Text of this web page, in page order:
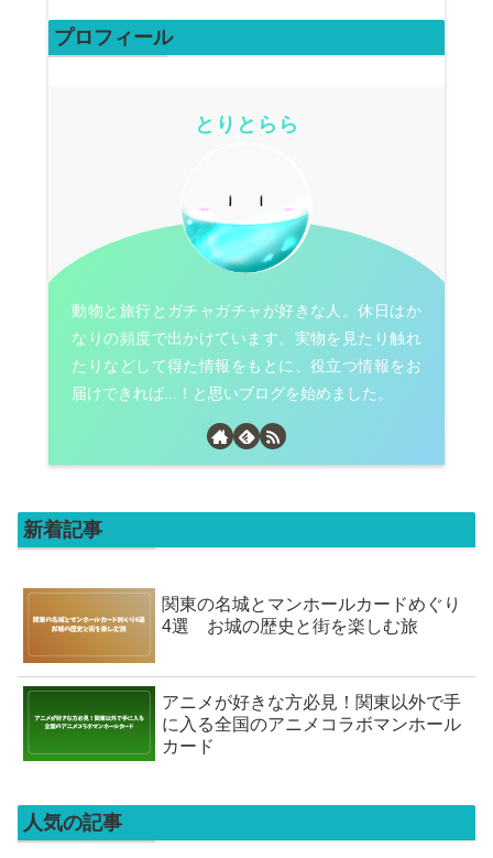
プロフィール
とりとらら
動物と旅行とガチャガチャが好きな人。休日はか
なりの頻度で出かけています。実物を見たり触れ
たりなどして得た情報をもとに、役立つ情報をお
届けできれば...！と思いブログを始めました。
新着記事
関東の名城とマンホールカードめぐり
4選 お城の歴史と街を楽しむ旅
アニメが好きな方必見！関東以外で手
に入る全国のアニメコラボマンホール
カード
人気の記事